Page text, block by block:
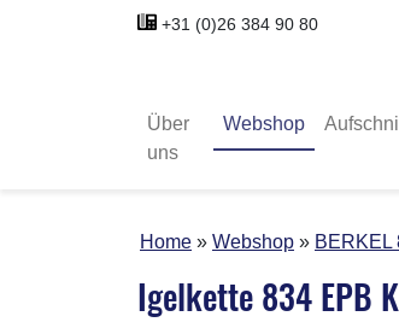
+31 (0)26 384 90 80
Über
uns
Webshop
Home Webshop BERKEL
Igelkette 834 EPB